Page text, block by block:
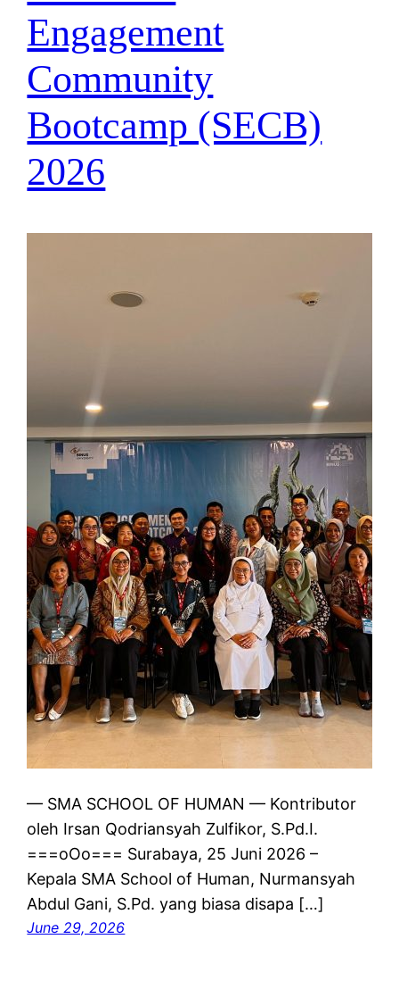
Engagement
Community
Bootcamp (SECB)
2026
— SMA SCHOOL OF HUMAN — Kontributor
oleh Irsan Qodriansyah Zulfikor, S.Pd.I.
===oOo=== Surabaya, 25 Juni 2026 –
Kepala SMA School of Human, Nurmansyah
Abdul Gani, S.Pd. yang biasa disapa […]
June 29, 2026